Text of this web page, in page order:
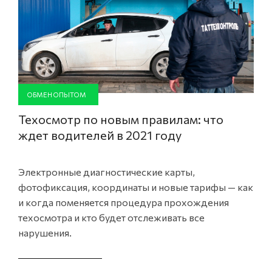
ОБМЕН ОПЫТОМ
Техосмотр по новым правилам: что
ждет водителей в 2021 году
Электронные диагностические карты,
фотофиксация, координаты и новые тарифы — как
и когда поменяется процедура прохождения
техосмотра и кто будет отслеживать все
нарушения.